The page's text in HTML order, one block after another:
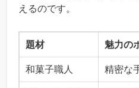
えるのです。
題材 魅力の
和菓子職人 精密な